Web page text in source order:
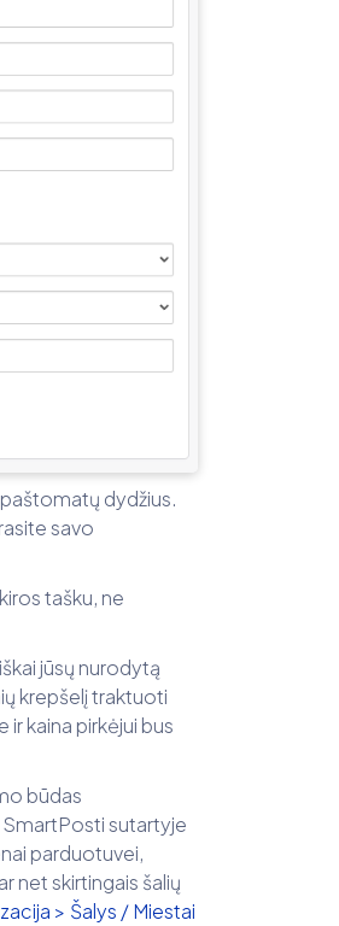
dydžius.
savo
tašku, ne
jūsų nurodytą
krepšelį traktuoti
kaina pirkėjui bus
būdas
sutartyje
parduotuvei,
net skirtingais šalių
> Šalys / Miestai